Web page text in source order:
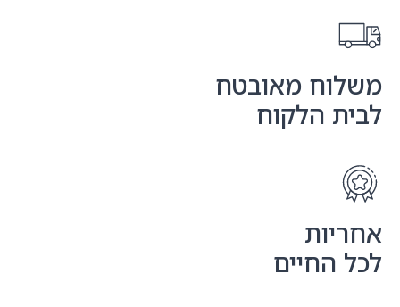
משלוח מאובטח
לבית הלקוח
אחריות
לכל החיים